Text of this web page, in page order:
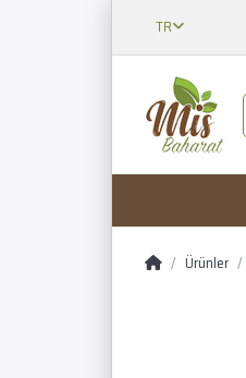
TR
Ürünler